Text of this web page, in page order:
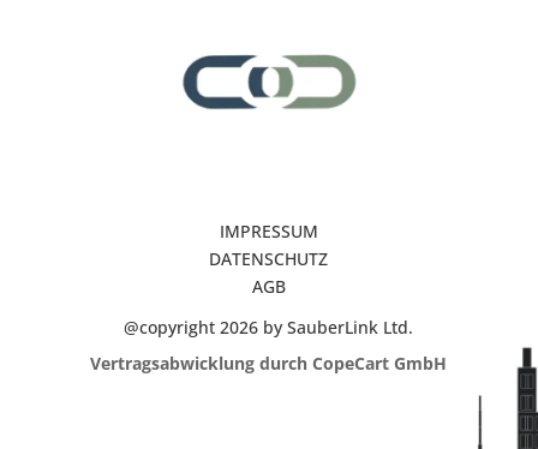
IMPRESSUM
DATENSCHUTZ
AGB
@copyright 2026 by SauberLink Ltd.
Vertragsabwicklung durch CopeCart GmbH